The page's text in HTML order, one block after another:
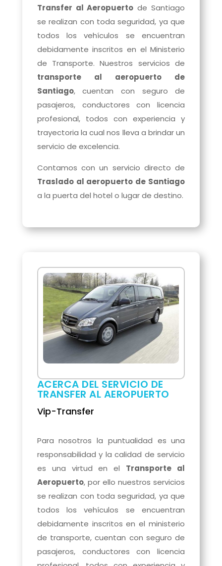
Transfer al Aeropuerto de Santiago
se realizan con toda seguridad, ya que
todos los vehículos se encuentran
debidamente inscritos en el Ministerio
de Transporte. Nuestros servicios de
transporte al aeropuerto de
Santiago, cuentan con seguro de
pasajeros, conductores con licencia
profesional, todos con experiencia y
trayectoria la cual nos lleva a brindar un
servicio de excelencia.
Contamos con un servicio directo de
Traslado al aeropuerto de Santiago
a la puerta del hotel o lugar de destino.
ACERCA DEL SERVICIO DE
TRANSFER AL AEROPUERTO
Vip-Transfer
Para nosotros la puntualidad es una
responsabilidad y la calidad de servicio
es una virtud en el Transporte al
Aeropuerto, por ello nuestros servicios
se realizan con toda seguridad, ya que
todos los vehículos se encuentran
debidamente inscritos en el ministerio
de transporte, cuentan con seguro de
pasajeros, conductores con licencia